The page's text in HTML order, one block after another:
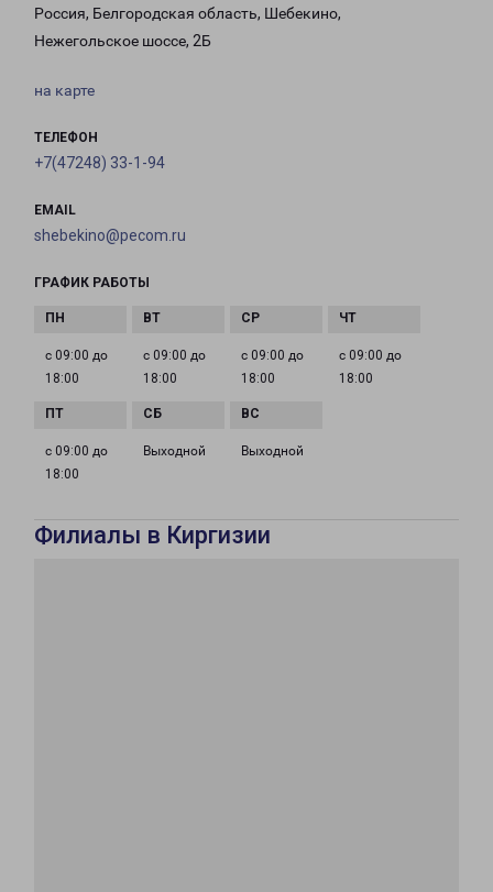
Россия, Белгородская область, Шебекино,
Нежегольское шоссе, 2Б
на карте
ТЕЛЕФОН
+7(47248) 33-1-94
EMAIL
shebekino@pecom.ru
ГРАФИК РАБОТЫ
с 09:00 до
18:00
с 09:00 до
18:00
с 09:00 до
18:00
с 09:00 до
18:00
с 09:00 до
18:00
Выходной Выходной
Филиалы в Киргизии